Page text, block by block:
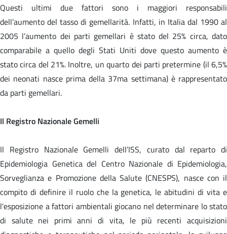
Questi ultimi due fattori sono i maggiori responsabili
dell’aumento del tasso di gemellarità. Infatti, in Italia dal 1990 al
2005 l’aumento dei parti gemellari è stato del 25% circa, dato
comparabile a quello degli Stati Uniti dove questo aumento è
stato circa del 21%. Inoltre, un quarto dei parti pretermine (il 6,5%
dei neonati nasce prima della 37ma settimana) è rappresentato
da parti gemellari.
Il Registro Nazionale Gemelli
Il Registro Nazionale Gemelli dell’ISS, curato dal reparto di
Epidemiologia Genetica del Centro Nazionale di Epidemiologia,
Sorveglianza e Promozione della Salute (CNESPS), nasce con il
compito di definire il ruolo che la genetica, le abitudini di vita e
l'esposizione a fattori ambientali giocano nel determinare lo stato
di salute nei primi anni di vita, le più recenti acquisizioni